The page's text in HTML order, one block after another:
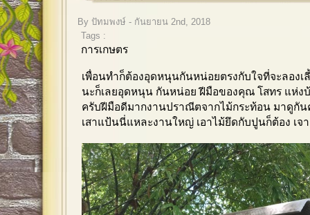
By ปัทมพงษ์ - กันยายน 2nd, 2018
Tags :
การเกษตร
เพื่อนทำก็ต้องอุดหนุนกันหน่อยตรงกับใจที่จะลองเ
นะก็เลยอุดหนุน กันหน่อย ฝีมือของคุณ โสทร แห่ง
ครับฝีมือดีมากงานปราณีตจากไม้กระท้อน มาดูกัน
เสาแป้นนี่แหละงานใหญ่ เอาไม้ยึดกับปูนก็ต้อง เจ